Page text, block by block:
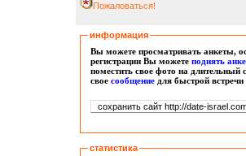
Пожаловаться!
информация
Вы можете просматривать анкеты,
регистрации Вы можетеподнять
поместить свое фото на длительный
своесообщение для быстрой
статистика